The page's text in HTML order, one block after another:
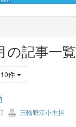
の記事一覧
10件
三輪野江小主担